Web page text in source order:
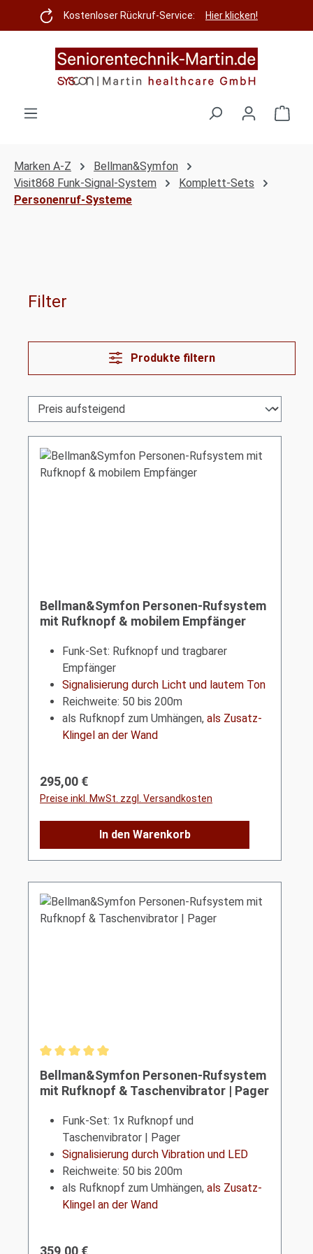
Zum Hauptinhalt springen
Kostenloser Rückruf-Service: Hier klicken!
Marken A-Z
Bellman&Symfon
Visit868 Funk-Signal-System
Komplett-Sets
Personenruf-Systeme
Filter
Produkte filtern
Bellman&Symfon Personen-Rufsystem
mit Rufknopf & mobilem Empfänger
Funk-Set: Rufknopf und tragbarer
Empfänger
Signalisierung durch Licht und lautem Ton
Reichweite: 50 bis 200m
als Rufknopf zum Umhängen, als Zusatz-
Klingel an der Wand
Regulärer Preis:
295,00 €
Preise inkl. MwSt. zzgl. Versandkosten
In den Warenkorb
Durchschnittliche Bewertung von 5 von 5 Sternen
Bellman&Symfon Personen-Rufsystem
mit Rufknopf & Taschenvibrator | Pager
Funk-Set: 1x Rufknopf und
Taschenvibrator | Pager
Signalisierung durch Vibration und LED
Reichweite: 50 bis 200m
als Rufknopf zum Umhängen, als Zusatz-
Klingel an der Wand
Regulärer Preis:
359,00 €